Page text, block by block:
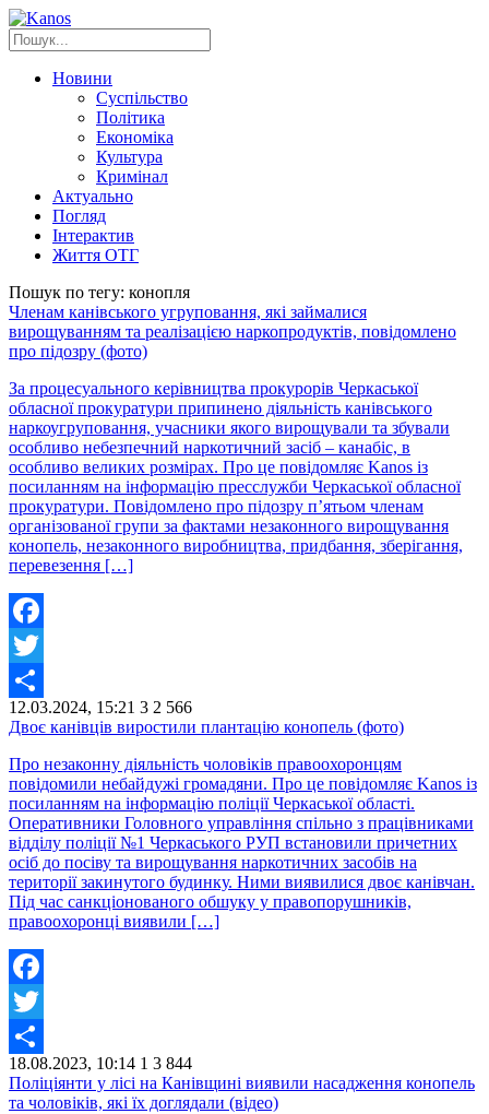
Новини
Суспільство
Політика
Економіка
Культура
Кримінал
Актуально
Погляд
Інтерактив
Життя ОТГ
Пошук по тегу: конопля
Членам канівського угруповання, які займалися
вирощуванням та реалізацією наркопродуктів, повідомлено
про підозру (фото)
За процесуального керівництва прокурорів Черкаської
обласної прокуратури припинено діяльність канівського
наркоугруповання, учасники якого вирощували та збували
особливо небезпечний наркотичний засіб – канабіс, в
особливо великих розмірах. Про це повідомляє Kanos із
посиланням на інформацію пресслужби Черкаської обласної
прокуратури. Повідомлено про підозру п’ятьом членам
організованої групи за фактами незаконного вирощування
конопель, незаконного виробництва, придбання, зберігання,
перевезення […]
Facebook
Twitter
Share
12.03.2024, 15:21 3 2 566
Двоє канівців виростили плантацію конопель (фото)
Про незаконну діяльність чоловіків правоохоронцям
повідомили небайдужі громадяни. Про це повідомляє Kanos із
посиланням на інформацію поліції Черкаської області.
Оперативники Головного управління спільно з працівниками
відділу поліції №1 Черкаського РУП встановили причетних
осіб до посіву та вирощування наркотичних засобів на
території закинутого будинку. Ними виявилися двоє канівчан.
Під час санкціонованого обшуку у правопорушників,
правоохоронці виявили […]
Facebook
Twitter
Share
18.08.2023, 10:14 1 3 844
Поліціянти у лісі на Канівщині виявили насадження конопель
та чоловіків, які їх доглядали (відео)